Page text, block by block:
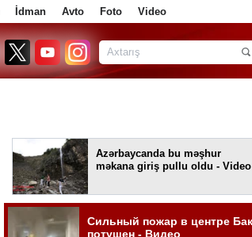
İdman Avto Foto Video
Azərbaycanda bu məşhur
məkana giriş pullu oldu - Video